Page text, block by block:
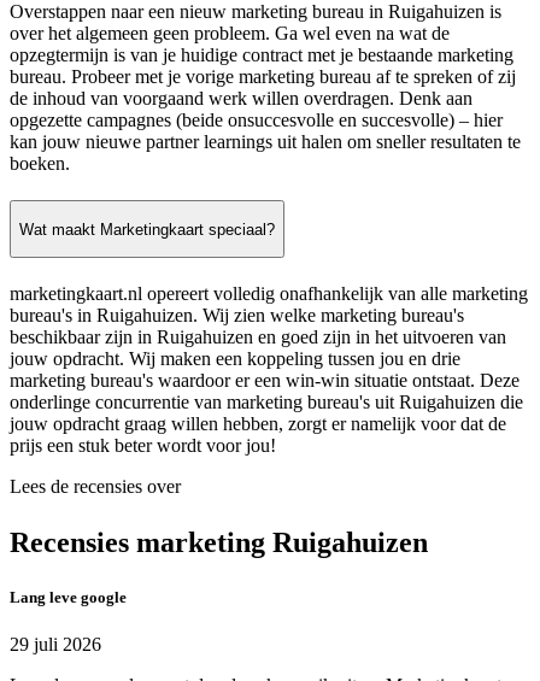
Overstappen naar een nieuw marketing bureau in Ruigahuizen is
over het algemeen geen probleem. Ga wel even na wat de
opzegtermijn is van je huidige contract met je bestaande marketing
bureau. Probeer met je vorige marketing bureau af te spreken of zij
de inhoud van voorgaand werk willen overdragen. Denk aan
opgezette campagnes (beide onsuccesvolle en succesvolle) – hier
kan jouw nieuwe partner learnings uit halen om sneller resultaten te
boeken.
Wat maakt Marketingkaart speciaal?
marketingkaart.nl opereert volledig onafhankelijk van alle marketing
bureau's in Ruigahuizen. Wij zien welke marketing bureau's
beschikbaar zijn in Ruigahuizen en goed zijn in het uitvoeren van
jouw opdracht. Wij maken een koppeling tussen jou en drie
marketing bureau's waardoor er een win-win situatie ontstaat. Deze
onderlinge concurrentie van marketing bureau's uit Ruigahuizen die
jouw opdracht graag willen hebben, zorgt er namelijk voor dat de
prijs een stuk beter wordt voor jou!
Lees de recensies over
Recensies marketing Ruigahuizen
Lang leve google
29 juli 2026